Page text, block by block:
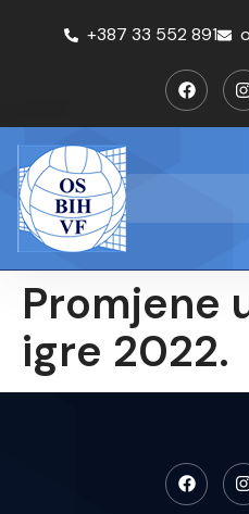
+387 33 552 891
Promjene
igre 2022.